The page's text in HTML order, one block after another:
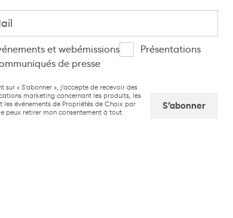
et webémissions
Présentations
de presse
sur « S'abonner », j'accepte de recevoir des
marketing concernant les produits, les
les événements de Propriétés de Choix par
peux retirer mon consentement à tout